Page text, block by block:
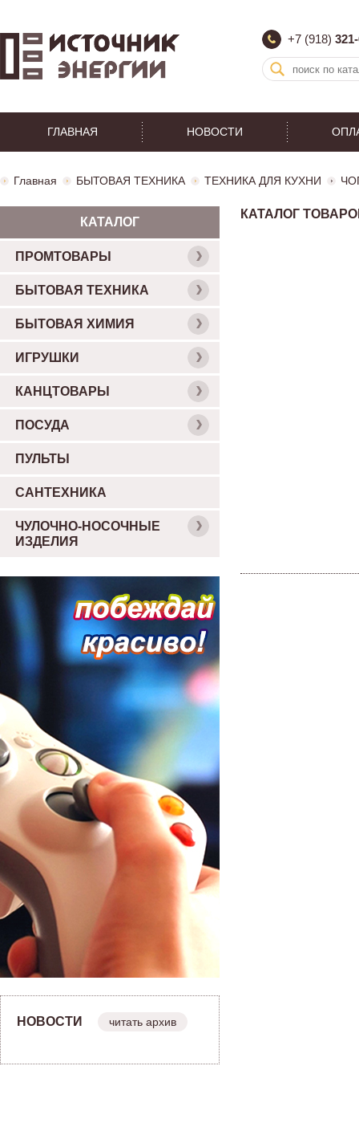
+7 (918)
ГЛАВНАЯ НОВОСТИ
Главная БЫТОВАЯ ТЕХНИКА ТЕХНИКА ДЛЯ КУХНИ
КАТАЛОГ
КАТАЛОГ
ПРОМТОВАРЫ
БЫТОВАЯ ТЕХНИКА
БЫТОВАЯ ХИМИЯ
ИГРУШКИ
КАНЦТОВАРЫ
ПОСУДА
ПУЛЬТЫ
САНТЕХНИКА
ЧУЛОЧНО-НОСОЧНЫЕ
ИЗДЕЛИЯ
НОВОСТИ читать архив